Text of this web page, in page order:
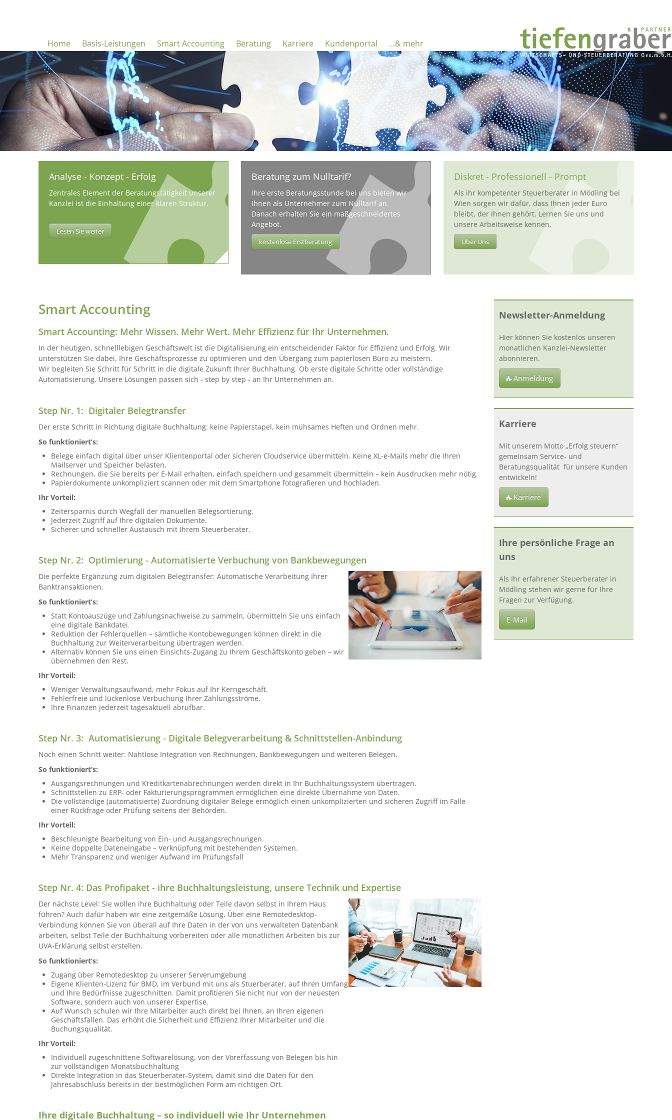
Home Basis-Leistungen Smart Accounting Beratung Karriere Kundenportal ...& mehr
Analyse - Konzept - Erfolg
Zentrales Element der Beratungstätigkeit unserer
Kanzlei ist die Einhaltung einer klaren Struktur.
Lesen Sie weiter
Beratung zum Nulltarif?
Ihre erste Beratungsstunde bei uns bieten wir
Ihnen als Unternehmer zum Nulltarif an.
Danach erhalten Sie ein maßgeschneidertes
Angebot.
kostenlose Erstberatung
Diskret - Professionell - Prompt
Als ihr kompetenter Steuerberater in Mödling bei
Wien sorgen wir dafür, dass Ihnen jeder Euro
bleibt, der Ihnen gehört. Lernen Sie uns und
unsere Arbeitsweise kennen.
Über Uns
Smart Accounting
Smart Accounting: Mehr Wissen. Mehr Wert. Mehr Effizienz für Ihr Unternehmen.
In der heutigen, schnelllebigen Geschäftswelt ist die Digitalisierung ein entscheidender Faktor für Effizienz und Erfolg. Wir
unterstützen Sie dabei, Ihre Geschäftsprozesse zu optimieren und den Übergang zum papierlosen Büro zu meistern.
Wir begleiten Sie Schritt für Schritt in die digitale Zukunft Ihrer Buchhaltung. Ob erste digitale Schritte oder vollständige
Automatisierung. Unsere Lösungen passen sich - step by step - an Ihr Unternehmen an.
Step Nr. 1: Digitaler Belegtransfer
Der erste Schritt in Richtung digitale Buchhaltung: keine Papierstapel, kein mühsames Heften und Ordnen mehr.
So funktioniert’s:
Belege einfach digital über unser Klientenportal oder sicheren Cloudservice übermitteln. Keine XL-e-Mails mehr die Ihren
Mailserver und Speicher belasten.
Rechnungen, die Sie bereits per E-Mail erhalten, einfach speichern und gesammelt übermitteln – kein Ausdrucken mehr nötig.
Papierdokumente unkompliziert scannen oder mit dem Smartphone fotografieren und hochladen.
Ihr Vorteil:
Zeitersparnis durch Wegfall der manuellen Belegsortierung.
Jederzeit Zugriff auf Ihre digitalen Dokumente.
Sicherer und schneller Austausch mit Ihrem Steuerberater.
Step Nr. 2: Optimierung - Automatisierte Verbuchung von Bankbewegungen
Die perfekte Ergänzung zum digitalen Belegtransfer: Automatische Verarbeitung Ihrer
Banktransaktionen.
So funktioniert’s:
Statt Kontoauszüge und Zahlungsnachweise zu sammeln, übermitteln Sie uns einfach
eine digitale Bankdatei.
Reduktion der Fehlerquellen – sämtliche Kontobewegungen können direkt in die
Buchhaltung zur Weiterverarbeitung übertragen werden.
Alternativ können Sie uns einen Einsichts-Zugang zu Ihrem Geschäftskonto geben – wir
übernehmen den Rest.
Ihr Vorteil:
Weniger Verwaltungsaufwand, mehr Fokus auf Ihr Kerngeschäft.
Fehlerfreie und lückenlose Verbuchung Ihrer Zahlungsströme.
Ihre Finanzen jederzeit tagesaktuell abrufbar.
Step Nr. 3: Automatisierung - Digitale Belegverarbeitung & Schnittstellen-Anbindung
Noch einen Schritt weiter: Nahtlose Integration von Rechnungen, Bankbewegungen und weiteren Belegen.
So funktioniert’s:
Ausgangsrechnungen und Kreditkartenabrechnungen werden direkt in Ihr Buchhaltungssystem übertragen.
Schnittstellen zu ERP- oder Fakturierungsprogrammen ermöglichen eine direkte Übernahme von Daten.
Die vollständige (automatisierte) Zuordnung digitaler Belege ermöglich einen unkomplizierten und sicheren Zugriff im Falle
einer Rückfrage oder Prüfung seitens der Behörden.
Ihr Vorteil:
Beschleunigte Bearbeitung von Ein- und Ausgangsrechnungen.
Keine doppelte Dateneingabe – Verknüpfung mit bestehenden Systemen.
Mehr Transparenz und weniger Aufwand im Prüfungsfall
Step Nr. 4: Das Profipaket - ihre Buchhaltungsleistung, unsere Technik und Expertise
Der nächste Level: Sie wollen ihre Buchhaltung oder Teile davon selbst in Ihrem Haus
führen? Auch dafür haben wir eine zeitgemäße Lösung. Über eine Remotedesktop-
Verbindung können Sie von überall auf Ihre Daten in der von uns verwalteten Datenbank
arbeiten, selbst Teile der Buchhaltung vorbereiten oder alle monatlichen Arbeiten bis zur
UVA-Erklärung selbst erstellen.
So funktioniert’s:
Zugang über Remotedesktop zu unserer Serverumgebung
Eigene Klienten-Lizenz für BMD, im Verbund mit uns als Stuerberater, auf Ihren Umfang
und Ihre Bedürfnisse zugeschnitten. Damit profitieren Sie nicht nur von der neuesten
Software, sondern auch von unserer Expertise.
Auf Wunsch schulen wir Ihre Mitarbeiter auch direkt bei Ihnen, an Ihren eigenen
Geschäftsfällen. Das erhöht die Sicherheit und Effizienz Ihrer Mitarbeiter und die
Buchungsqualität.
Ihr Vorteil:
Individuell zugeschnittene Softwarelösung, von der Vorerfassung von Belegen bis hin
zur vollständigen Monatsbuchhaltung
Direkte Integration in das Steuerberater-System, damit sind die Daten für den
Jahresabschluss bereits in der bestmöglichen Form am richtigen Ort.
Ihre digitale Buchhaltung – so individuell wie Ihr Unternehmen
Newsletter-Anmeldung
Hier können Sie kostenlos unseren
monatlichen Kanzlei-Newsletter
abonnieren.
Anmeldung
Karriere
Mit unserem Motto „Erfolg steuern“
gemeinsam Service- und
Beratungsqualität für unsere Kunden
entwickeln!
Karriere
Ihre persönliche Frage an
uns
Als Ihr erfahrener Steuerberater in
Mödling stehen wir gerne für Ihre
Fragen zur Verfügung.
E-Mail